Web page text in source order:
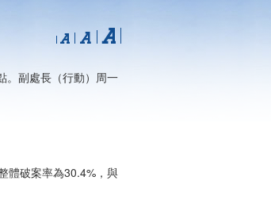
。副處長（行動）周一
體破案率為30.4%，與